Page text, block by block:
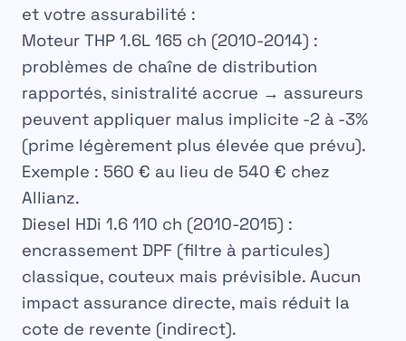
et votre assurabilité :
Moteur THP 1.6L 165 ch (2010-2014) :
problèmes de chaîne de distribution
rapportés, sinistralité accrue → assureurs
peuvent appliquer malus implicite -2 à -3%
(prime légèrement plus élevée que prévu).
Exemple : 560 € au lieu de 540 € chez
Allianz.
Diesel HDi 1.6 110 ch (2010-2015) :
encrassement DPF (filtre à particules)
classique, couteux mais prévisible. Aucun
impact assurance directe, mais réduit la
cote de revente (indirect).